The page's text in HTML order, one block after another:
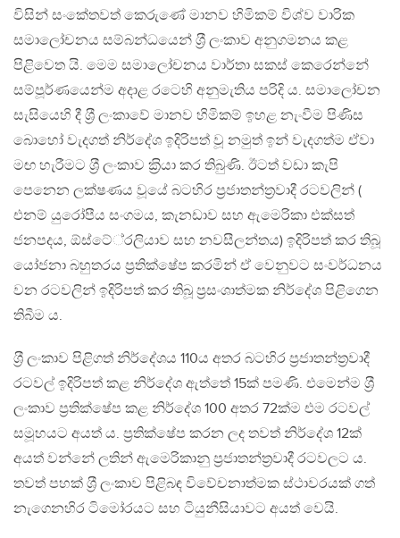
විසින් සංකේතවත් කෙරුණේ මානව හිමිකම් විශ්ව වාරික
සමාලෝචනය සම්බන්ධයෙන් ශ‍්‍රී ලංකාව අනුගමනය කළ
පිළිවෙත යි. මෙම සමාලෝචනය වාර්තා සකස් කෙරෙන්නේ
සම්පූර්ණයෙන්ම අදාළ රටෙහි අනුමැතිය පරිදි ය. සමාලෝචන
සැසියෙහි දී ශ‍්‍රී ලංකාවේ මානව හිමිකම් ඉහළ නැංවීම පිණිස
බොහෝ වැදගත් නිර්දේශ ඉදිරිපත් වූ නමුත් ඉන් වැදගත්ම ඒවා
මඟ හැරීමට ශ‍්‍රී ලංකාව ක‍්‍රියා කර තිබුණි. ඊටත් වඩා කැපි
පෙනෙන ලක්ෂණය වූයේ බටහිර ප‍්‍රජාතන්ත‍්‍රවාදී රටවලින් (
එනම් යුරෝපීය සංගමය, කැනඩාව සහ ඇමෙරිකා එක්සත්
ජනපදය, ඕස්ටේ‍්‍රලියාව සහ නවසීලන්තය) ඉදිරිපත් කර තිබූ
යෝජනා බහුතරය ප‍්‍රතික්ෂේප කරමින් ඒ වෙනුවට සංවර්ධනය
වන රටවලින් ඉදිරිපත් කර තිබූ ප‍්‍රසංශාත්මක නිර්දේශ පිළිගෙන
තිබීම ය.
ශ‍්‍රී ලංකාව පිළිගත් නිර්දේශය 110ය අතර බටහිර ප‍්‍රජාතන්ත‍්‍රවාදී
රටවල් ඉදිරිපත් කළ නිර්දේශ ඇත්තේ 15ක් පමණි. එමෙන්ම ශ‍්‍රී
ලංකාව ප‍්‍රතික්ෂේප කළ නිර්දේශ 100 අතර 72ක්ම එම රටවල්
සමූහයට අයත් ය. ප‍්‍රතික්ෂේප කරන ලද තවත් නිර්දේශ 12ක්
අයත් වන්නේ ලතින් ඇමෙරිකානු ප‍්‍රජාතන්ත‍්‍රවාදී රටවලට ය.
තවත් පහක් ශ‍්‍රී ලංකාව පිළිබඳ විවේචනාත්මක ස්ථාවරයක් ගත්
නැගෙනහිර ටිමෝරයට සහ ටියුනීසියාවට අයත් වෙයි.